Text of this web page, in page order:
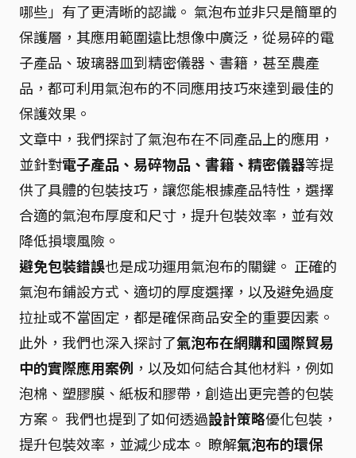
哪些」有了更清晰的認識。 氣泡布並非只是簡單的
保護層，其應用範圍遠比想像中廣泛，從易碎的電
子產品、玻璃器皿到精密儀器、書籍，甚至農產
品，都可利用氣泡布的不同應用技巧來達到最佳的
保護效果。
文章中，我們探討了氣泡布在不同產品上的應用，
並針對電子產品、易碎物品、書籍、精密儀器等提
供了具體的包裝技巧，讓您能根據產品特性，選擇
合適的氣泡布厚度和尺寸，提升包裝效率，並有效
降低損壞風險。
避免包裝錯誤也是成功運用氣泡布的關鍵。 正確的
氣泡布鋪設方式、適切的厚度選擇，以及避免過度
拉扯或不當固定，都是確保商品安全的重要因素。
此外，我們也深入探討了氣泡布在網購和國際貿易
中的實際應用案例 ，以及如何結合其他材料，例如
泡棉、塑膠膜、紙板和膠帶，創造出更完善的包裝
方案。 我們也提到了如何透過設計策略優化包裝，
提升包裝效率，並減少成本。 瞭解氣泡布的環保